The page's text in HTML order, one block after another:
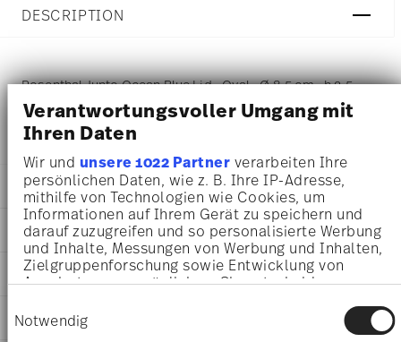
Verantwortungsvoller Umgang mit
Ihren Daten
Wir und unsere 1022 Partnerverarbeiten Ihre
persönlichen Daten, wie z. B. Ihre IP-Adresse,
mithilfe von Technologien wie Cookies, um
Informationen auf Ihrem Gerät zu speichern und
darauf zuzugreifen und so personalisierte Werbung
und Inhalte, Messungen von Werbung und Inhalten,
Zielgruppenforschung sowie Entwicklung von
Angeboten zu ermöglichen. Sie entscheiden
Sie können Ihre Einwilligung jederzeit über die
Cookie-Erklärung oder durch Klicken auf das
Notwendig
DESCRIPTION
Rosenthal Junto Ocean Blue Lid - Oval - Ø 8,5 cm - h 2,5
cm, Porcelain Ocean Blue
DETAILS
Rosenthal
Junto
Ocean Blue
Porcelain
4012438523071
DIMENSIONS
8,50 cm
8,50 cm
2,50 cm
AWARD WINNER
CARE AND SAFETY INFORMATION